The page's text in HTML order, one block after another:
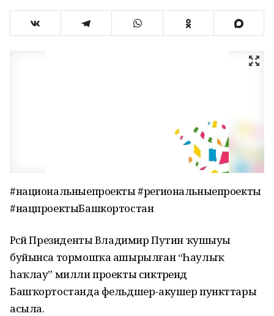
#национальныепроекты #региональныепроекты
#нацпроектыБашкортостан
Рәсәй Президенты Владимир Путин ҡушыуы
буйынса тормошҡа ашырылған “Һаулыҡ
һаҡлау” милли проекты сиктәрендә
Башҡортостанда фельдшер-акушер пункттары
асыла.